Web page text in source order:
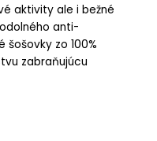
aktivity ale i bežné
anti-
zo 100%
zabraňujúcu